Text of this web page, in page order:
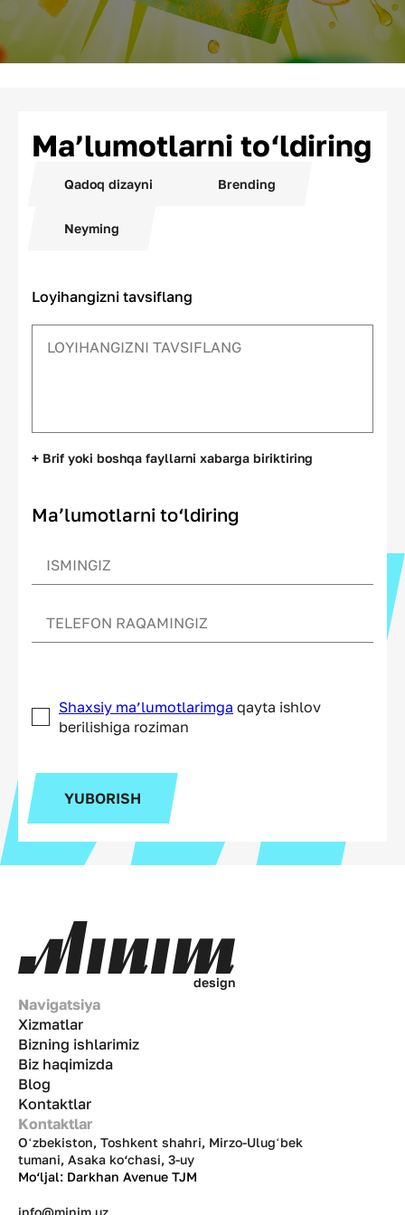
Ma’lumotlarni to‘ldiring
Qadoq dizayni Brending
Neyming
Loyihangizni tavsiflang
+ Brif yoki boshqa fayllarni xabarga biriktiring
Ma’lumotlarni to‘ldiring
Shaxsiy ma’lumotlarimga qayta ishlov
berilishiga roziman
YUBORISH
design
Navigatsiya
Xizmatlar
Bizning ishlarimiz
Biz haqimizda
Blog
Kontaktlar
Kontaktlar
Oʻzbekiston, Toshkent shahri, Mirzo-Ulugʻbek
tumani, Asaka ko‘chasi, 3-uy
Mo‘ljal: Darkhan Avenue TJM
info@minim.uz